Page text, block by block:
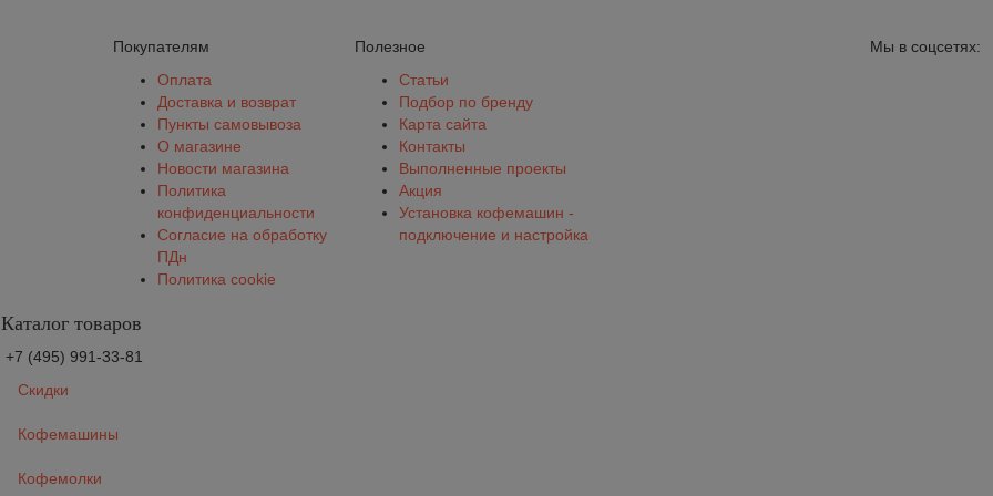
Покупателям
Оплата
Доставка и возврат
Пункты самовывоза
О магазине
Новости магазина
Политика
конфиденциальности
Согласие на обработку
ПДн
Политика cookie
Полезное
Статьи
Подбор по бренду
Карта сайта
Контакты
Выполненные проекты
Акция
Установка кофемашин -
подключение и настройка
Мы в соцсетях:
Каталог товаров
+7 (495) 991-33-81
Скидки
Кофемашины
Кофемолки